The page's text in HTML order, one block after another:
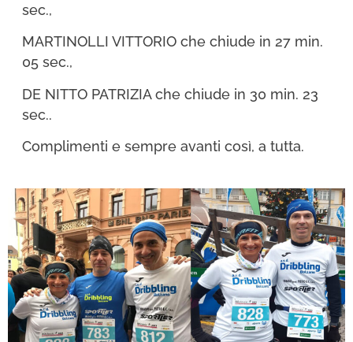
sec.,
MARTINOLLI VITTORIO che chiude in 27 min.
05 sec.,
DE NITTO PATRIZIA che chiude in 30 min. 23
sec..
Complimenti e sempre avanti così, a tutta.